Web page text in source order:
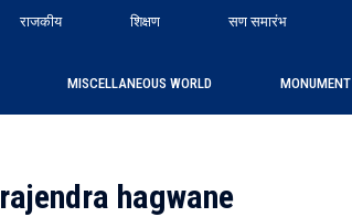
राजकीय शिक्षण सण समारंभ
MISCELLANEOUS WORLD MONUMENT
rajendra hagwane